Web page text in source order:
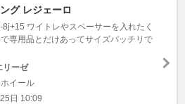
グ レジェーロ
ワイトレやスペーサーを入れたく
専用品とだけあってサイズバッチリで
リーゼ
イール
日 10:09